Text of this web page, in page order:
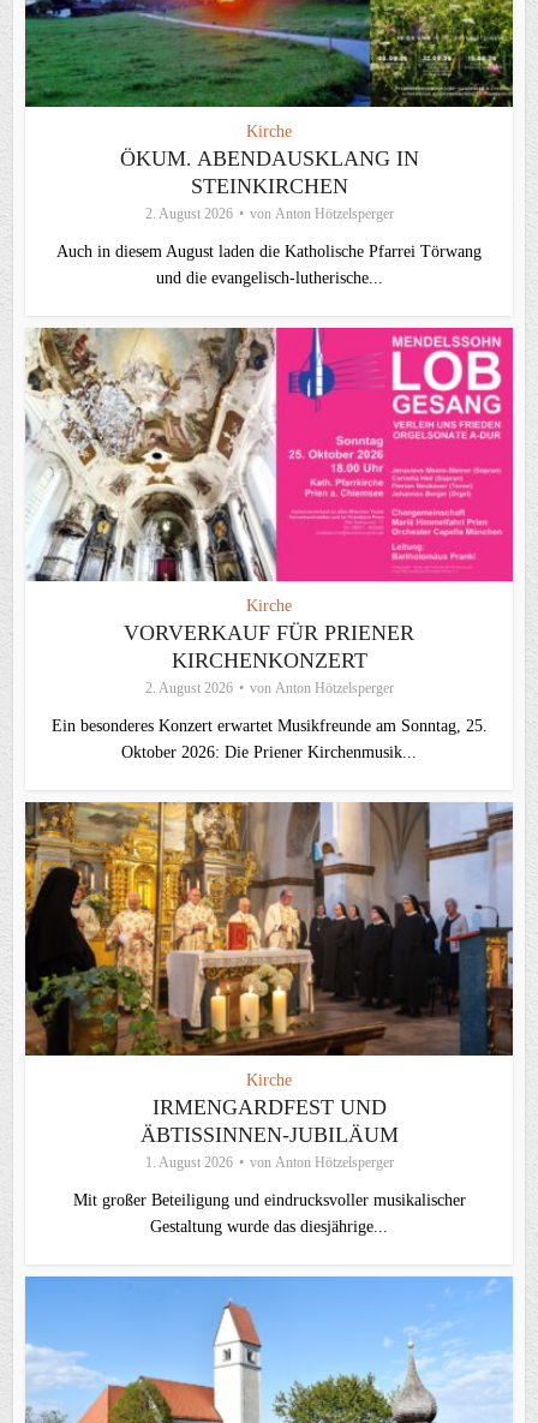
Kirche
ÖKUM. ABENDAUSKLANG IN
STEINKIRCHEN
2. August 2026 von Anton Hötzelsperger
Auch in diesem August laden die Katholische Pfarrei Törwang
und die evangelisch‑lutherische...
Kirche
VORVERKAUF FÜR PRIENER
KIRCHENKONZERT
2. August 2026 von Anton Hötzelsperger
Ein besonderes Konzert erwartet Musikfreunde am Sonntag, 25.
Oktober 2026: Die Priener Kirchenmusik...
Kirche
IRMENGARDFEST UND
ÄBTISSINNEN-JUBILÄUM
1. August 2026 von Anton Hötzelsperger
Mit großer Beteiligung und eindrucksvoller musikalischer
Gestaltung wurde das diesjährige...